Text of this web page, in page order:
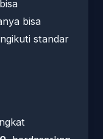
bisa
standar